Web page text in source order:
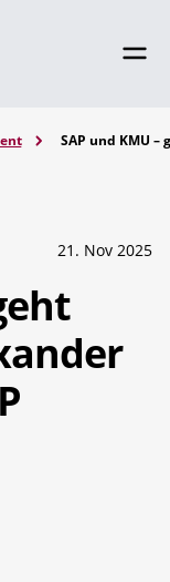
SAP und KMU –
21. Nov 2025